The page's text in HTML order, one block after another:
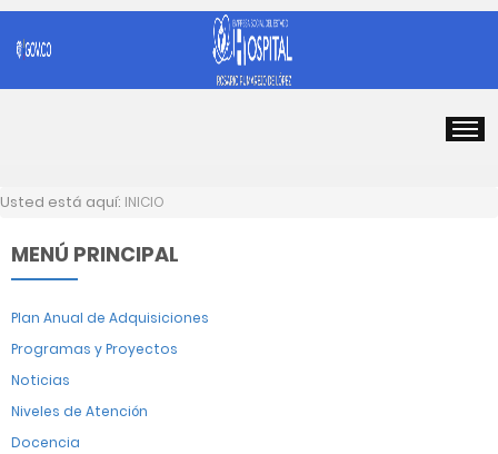
Usted está aquí: INICIO
MENÚ PRINCIPAL
Plan Anual de Adquisiciones
Programas y Proyectos
Noticias
Niveles de Atención
Docencia